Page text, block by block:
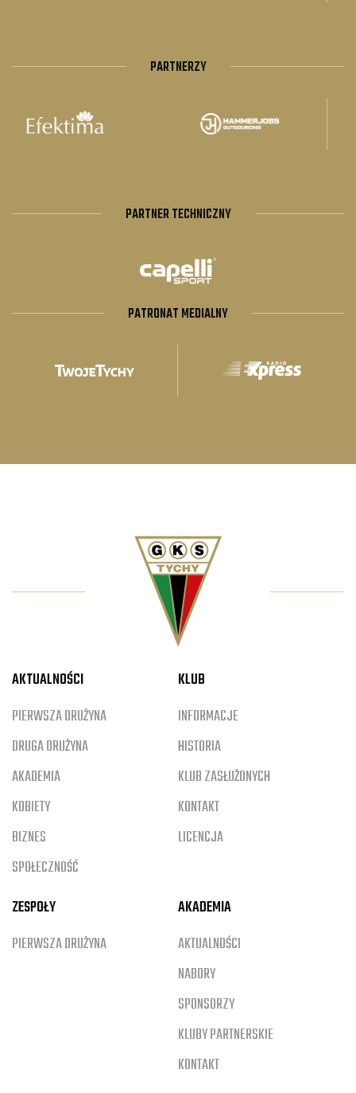
PARTNERZY
PARTNER TECHNICZNY
PATRONAT MEDIALNY
AKTUALNOŚCI
PIERWSZA DRUŻYNA
DRUGA DRUŻYNA
AKADEMIA
KOBIETY
BIZNES
SPOŁECZNOŚĆ
KLUB
INFORMACJE
HISTORIA
KLUB ZASŁUŻONYCH
KONTAKT
LICENCJA
ZESPOŁY
PIERWSZA DRUŻYNA
AKADEMIA
AKTUALNOŚCI
NABORY
SPONSORZY
KLUBY PARTNERSKIE
KONTAKT